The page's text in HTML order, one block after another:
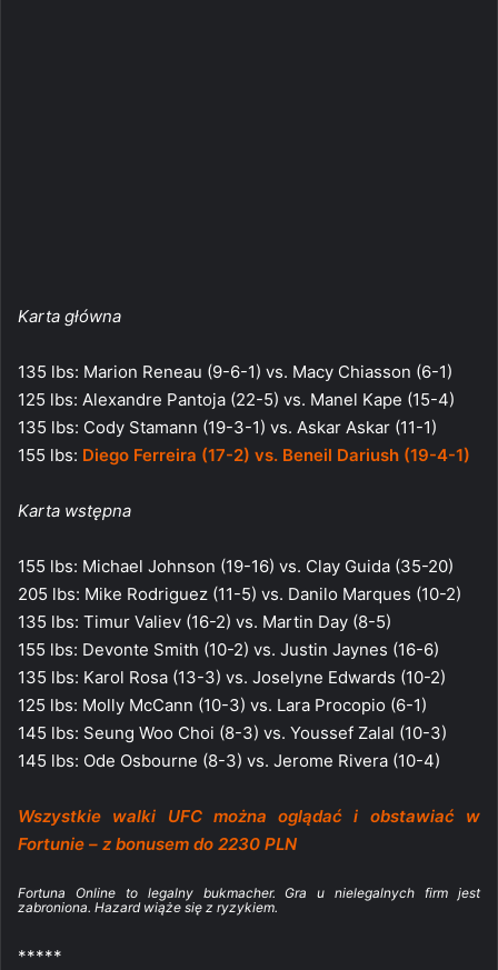
Karta główna
135 lbs: Marion Reneau (9-6-1) vs. Macy Chiasson (6-1)
125 lbs: Alexandre Pantoja (22-5) vs. Manel Kape (15-4)
135 lbs: Cody Stamann (19-3-1) vs. Askar Askar (11-1)
155 lbs: Diego Ferreira (17-2) vs. Beneil Dariush (19-4-1)
Karta wstępna
155 lbs: Michael Johnson (19-16) vs. Clay Guida (35-20)
205 lbs: Mike Rodriguez (11-5) vs. Danilo Marques (10-2)
135 lbs: Timur Valiev (16-2) vs. Martin Day (8-5)
155 lbs: Devonte Smith (10-2) vs. Justin Jaynes (16-6)
135 lbs: Karol Rosa (13-3) vs. Joselyne Edwards (10-2)
125 lbs: Molly McCann (10-3) vs. Lara Procopio (6-1)
145 lbs: Seung Woo Choi (8-3) vs. Youssef Zalal (10-3)
145 lbs: Ode Osbourne (8-3) vs. Jerome Rivera (10-4)
Wszystkie walki UFC można oglądać i obstawiać w
Fortunie – z bonusem do 2230 PLN
Fortuna Online to legalny bukmacher. Gra u nielegalnych firm jest
zabroniona. Hazard wiąże się z ryzykiem.
*****